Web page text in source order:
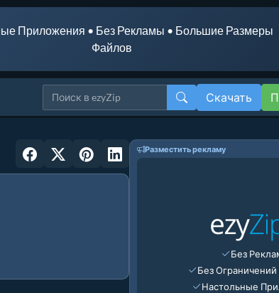
Приложения • Без Рекламы • Большие Размеры
Файлов
Скачать
Разместить рекламу
Без
Без
Настольные